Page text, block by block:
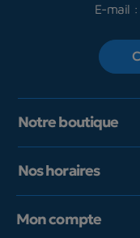
E-mail :
Notre boutique
Nos horaires
Mon compte